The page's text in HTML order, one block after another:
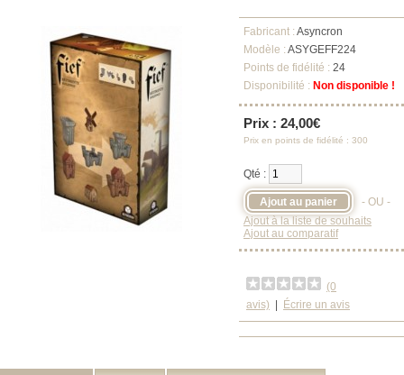
Fabricant : Asyncron
Modèle : ASYGEFF224
Points de fidélité : 24
Disponibilité : Non disponible !
Prix : 24,00€
Prix en points de fidélité : 300
Qté :
- OU -
Ajout à la liste de souhaits
Ajout au comparatif
(0
avis)
Écrire un avis